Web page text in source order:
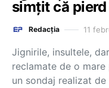
simțit că
Redacția 11
Jignirile, insultele,
reclamate de o
un sondaj realizat